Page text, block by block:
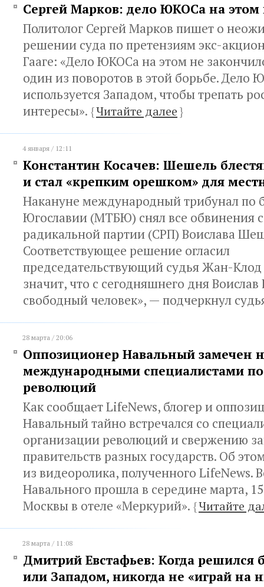
Сергей Марков: дело ЮКОСа на этом
Политолог Сергей Марков пишет о
решении суда по претензиям экс-
Гааге: «Дело ЮКОСа на этом не
один из поворотов в этой борьбе. Дело
используется Западом, чтобы трепать
интересы». {Читайте далее}
4 января / 12:11
Константин Косачев: Шешель
и стал «крепким орешком» для
Накануне международный трибунал по
Югославии (МТБЮ) снял все обвинения
радикальной партии (СРП) Воислава
Соответствующее решение огласил
председательствующий судья Жан-Клод
значит, что с сегодняшнего дня
свободный человек», — подчеркнул
28 марта / 20:06
Оппозиционер Навальный замечен
международными специалистами
революций
Как сообщает LifeNews, блогер и
Навальный тайно встречался со
организации революций и свержению
правительств разных государств. Об
из видеоролика, полученного LifeNews.
Навального прошла в середине марта,
Москвы в отеле «Меркурий». {Читайте
28 марта / 11:08
Дмитрий Евстафьев: Когда решился
или Западом, никогда не «играй на